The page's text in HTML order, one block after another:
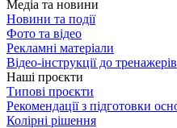
Медіа та новини
Новини та події
Фото та відео
Рекламні матеріали
Відео-інструкції до тренажерів
Наші проєкти
Типові проєкти
Рекомендації з підготовки
Колірні рішення